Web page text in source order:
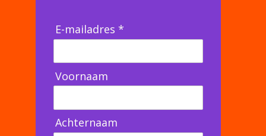
E-mailadres *
Voornaam
Achternaam